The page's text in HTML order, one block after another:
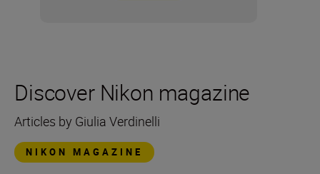
Discover Nikon magazine
Articles by Giulia Verdinelli
NIKON MAGAZINE